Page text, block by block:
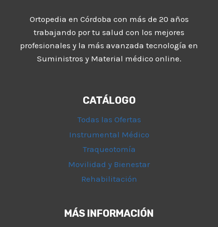
Ortopedia en Córdoba con más de 20 años
trabajando por tu salud con los mejores
profesionales y la más avanzada tecnología en
Suministros y Material médico online.
CATÁLOGO
Todas las Ofertas
Instrumental Médico
Traqueotomía
Movilidad y Bienestar
Rehabilitación
MÁS INFORMACIÓN